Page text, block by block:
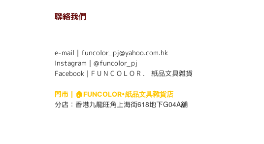
聯絡我們
e-mail｜funcolor_pj@yahoo.com.hk
Instagram｜ @funcolor_pj
Facebook｜ F U N C O L O R ． 紙品文具雜貨
門市｜ 🏠FUNCOLOR•紙品文具雜貨店
分店： 香港九龍旺角上海街618地下G04A舖